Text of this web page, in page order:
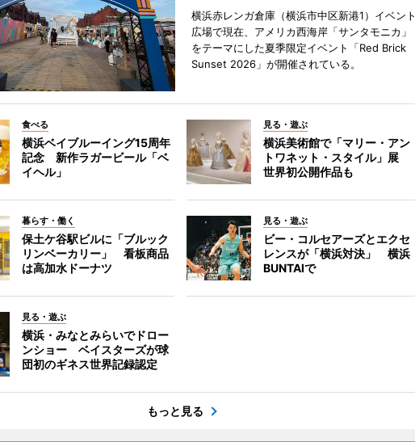
横浜赤レンガ倉庫（横浜市中区新港1）イベント
広場で現在、アメリカ西海岸「サンタモニカ」
をテーマにした夏季限定イベント「Red Brick
Sunset 2026」が開催されている。
食べる
横浜ベイブルーイング15周年
記念 新作ラガービール「ベ
イヘル」
見る・遊ぶ
横浜美術館で「マリー・アン
トワネット・スタイル」展
世界初公開作品も
暮らす・働く
保土ケ谷駅ビルに「ブルック
リンベーカリー」 看板商品
は高加水ドーナツ
見る・遊ぶ
ビー・コルセアーズとエクセ
レンスが「横浜対決」 横浜
BUNTAIで
見る・遊ぶ
横浜・みなとみらいでドロー
ンショー ベイスターズが球
団初のギネス世界記録認定
もっと見る